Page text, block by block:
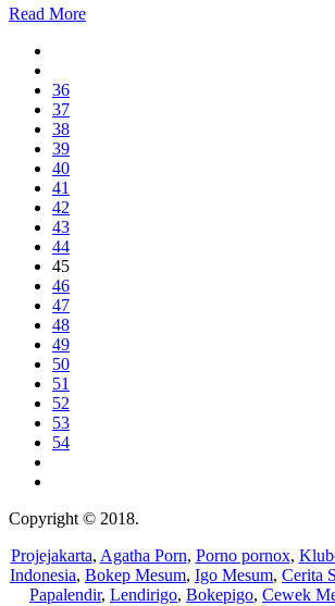
Read More
36
37
38
39
40
41
42
43
44
45
46
47
48
49
50
51
52
53
54
Copyright © 2018.
Projejakarta, Agatha Porn, Porno pornox,
Indonesia, Bokep Mesum, Igo Mesum, Cerita
Papalendir, Lendirigo, Bokepigo, Cewek